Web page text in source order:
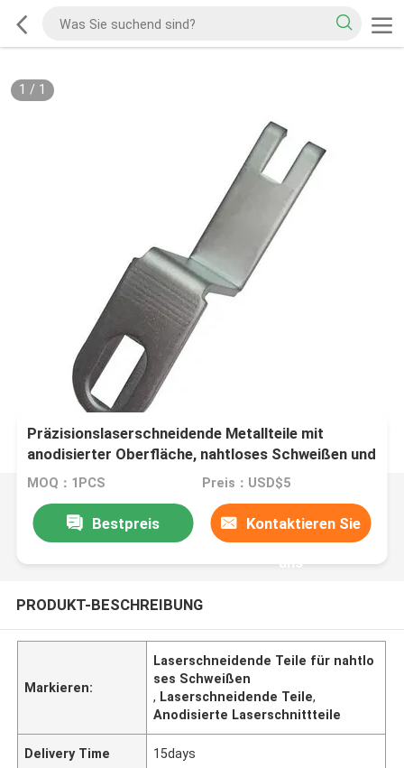
1 / 1
Präzisionslaserschneidende Metallteile mit
anodisierter Oberfläche, nahtloses Schweißen und
maßgeschneiderte Formen
MOQ：1PCS Preis：USD$5
Bestpreis Kontaktieren Sie
uns
PRODUKT-BESCHREIBUNG
Markieren:
Laserschneidende Teile für nahtlo
ses Schweißen
, Laserschneidende Teile,
Anodisierte Laserschnittteile
Delivery Time 15days